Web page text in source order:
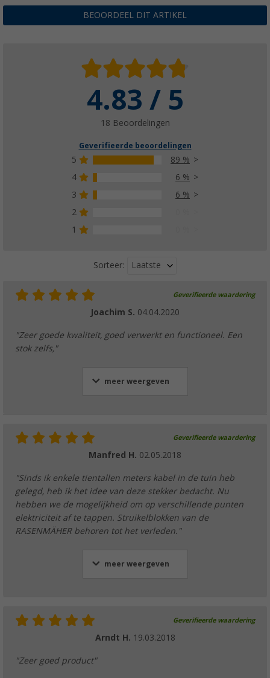
BEOORDEEL DIT ARTIKEL
4.83 / 5
18 Beoordelingen
Geverifieerde beoordelingen
5
89 %
4
6 %
3
6 %
2
1
Sorteer: Laatste
Geverifieerde waardering
Joachim S. 04.04.2020
"Zeer goede kwaliteit, goed verwerkt en functioneel. Een
stok zelfs,"
meer weergeven
Geverifieerde waardering
Manfred H. 02.05.2018
"Sinds ik enkele tientallen meters kabel in de tuin heb
gelegd, heb ik het idee van deze stekker bedacht. Nu
hebben we de mogelijkheid om op verschillende punten
elektriciteit af te tappen. Struikelblokken van de
RASENMÄHER behoren tot het verleden."
meer weergeven
Geverifieerde waardering
Arndt H. 19.03.2018
"Zeer goed product"